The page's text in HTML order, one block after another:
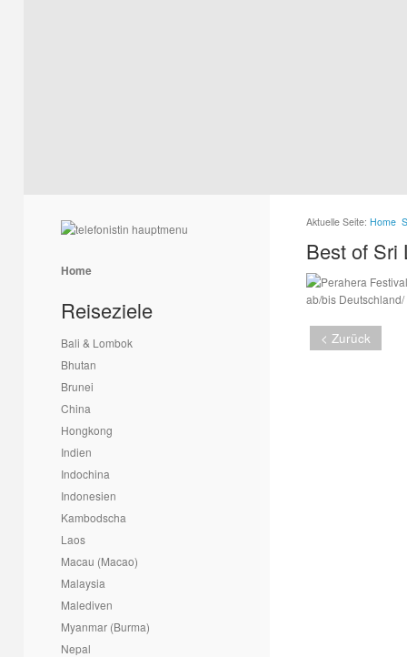
Home
Reiseziele
Bali & Lombok
Bhutan
Brunei
China
Hongkong
Indien
Indochina
Indonesien
Kambodscha
Laos
Macau (Macao)
Malaysia
Malediven
Myanmar (Burma)
Nepal
Aktuelle Seite: Home
Best of Sri
ab/bis
< Zurück